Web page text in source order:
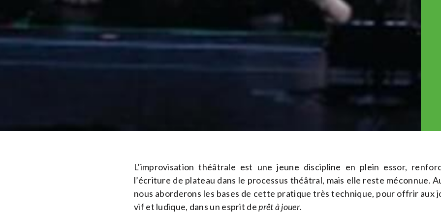
L’improvisation théâtrale est une jeune discipline en plein essor,
l’écriture de plateau dans le processus théâtral, mais elle reste méconnue.
nous aborderons les bases de cette pratique très technique, pour offrir aux
vif et ludique, dans un esprit deprêt à jouer.